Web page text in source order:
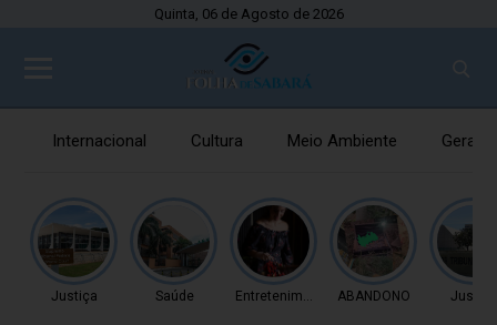
Quinta, 06 de Agosto de 2026
Internacional Cultura Meio Ambiente Gerais
Justiça Saúde Entretenimento ABANDONO Justiça